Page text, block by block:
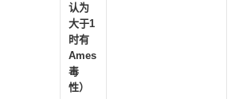
认为
大于1
时有
Ames
毒
性）